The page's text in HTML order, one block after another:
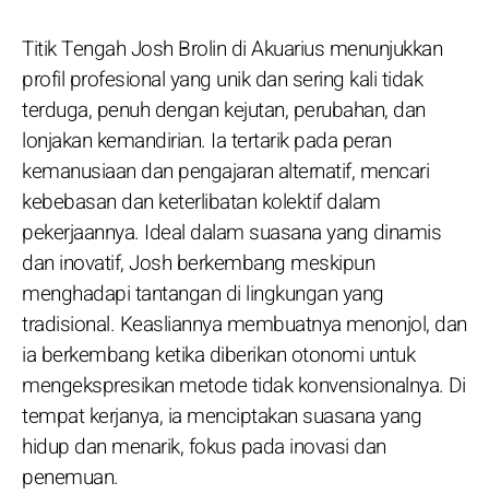
Titik Tengah Josh Brolin di Akuarius menunjukkan
profil profesional yang unik dan sering kali tidak
terduga, penuh dengan kejutan, perubahan, dan
lonjakan kemandirian. Ia tertarik pada peran
kemanusiaan dan pengajaran alternatif, mencari
kebebasan dan keterlibatan kolektif dalam
pekerjaannya. Ideal dalam suasana yang dinamis
dan inovatif, Josh berkembang meskipun
menghadapi tantangan di lingkungan yang
tradisional. Keasliannya membuatnya menonjol, dan
ia berkembang ketika diberikan otonomi untuk
mengekspresikan metode tidak konvensionalnya. Di
tempat kerjanya, ia menciptakan suasana yang
hidup dan menarik, fokus pada inovasi dan
penemuan.